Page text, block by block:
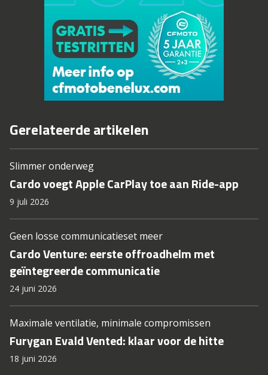
Gerelateerde artikelen
Slimmer onderweg
Cardo voegt Apple CarPlay toe aan Ride-app
9 juli 2026
Geen losse communicatieset meer
Cardo Venture: eerste offroadhelm met
geïntegreerde communicatie
24 juni 2026
Maximale ventilatie, minimale compromissen
Furygan Evald Vented: klaar voor de hitte
18 juni 2026